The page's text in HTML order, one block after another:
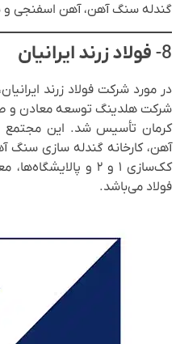
گندله سنگ آهن، آهن اسفنجی
8- فولاد زرند ایرانیان
شرکت هلدینگ توسعه معادن و
کرمان تأسیس شد. این مجتمع
آهن، کارخانه گندله سازی
کک‌سازی ۱ و ۲ و
فولاد می‌باشد.